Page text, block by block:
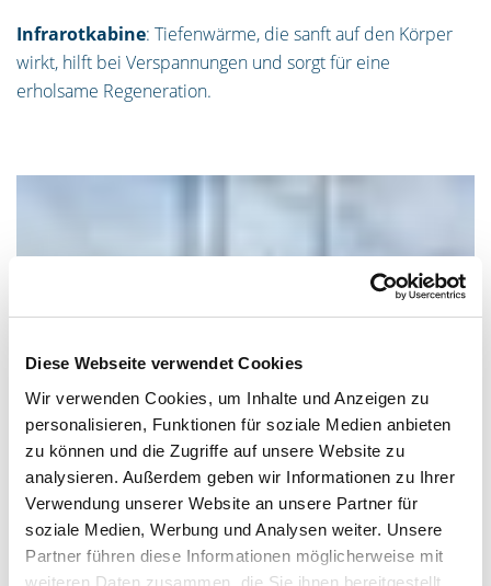
Diese Webseite verwendet Cookies
Wir verwenden Cookies, um Inhalte und Anzeigen zu
personalisieren, Funktionen für soziale Medien anbieten
zu können und die Zugriffe auf unsere Website zu
analysieren. Außerdem geben wir Informationen zu Ihrer
Verwendung unserer Website an unsere Partner für
soziale Medien, Werbung und Analysen weiter. Unsere
Partner führen diese Informationen möglicherweise mit
weiteren Daten zusammen, die Sie ihnen bereitgestellt
Infrarotkabine: Tiefenwärme, die sanft auf den Körper
wirkt, hilft bei Verspannungen und sorgt für eine
erholsame Regeneration.